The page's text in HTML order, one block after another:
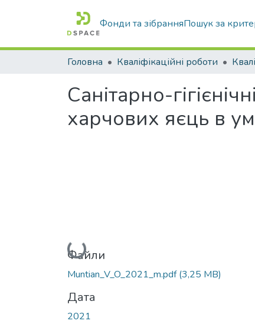
Фонди та зібранняПошук за
Головна Кваліфікаційні роботи
Санітарно-
харчових яєць в
Вантажиться...
Файли
Muntian_V_O_2021_m.pdf(3,25 MB)
Дата
2021